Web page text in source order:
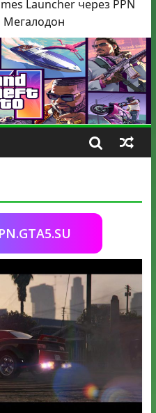
Launcher через PPN
Мегалодон